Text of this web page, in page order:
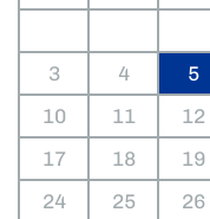
3
4 5
10
11 12
17
18 19
24
25 26